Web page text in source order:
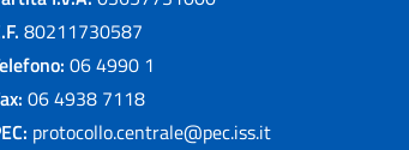
80211730587
06 4990 1
06 4938 7118
protocollo.centrale@pec.iss.it